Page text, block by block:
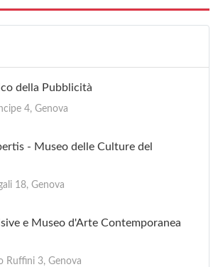
della Pubblicità
4, Genova
- Museo delle Culture del
18, Genova
e Museo d'Arte Contemporanea
Ruffini 3, Genova